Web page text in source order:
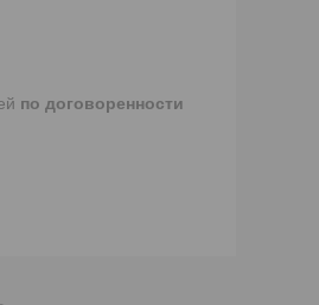
по договоренности